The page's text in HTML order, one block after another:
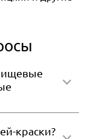
краски?